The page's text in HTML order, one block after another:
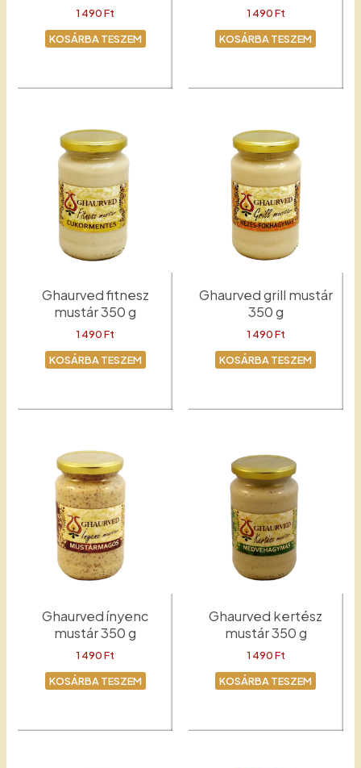
1 490Ft
KOSÁRBA TESZEM
1 490Ft
KOSÁRBA TESZEM
Ghaurved fitnesz
mustár 350 g
1 490Ft
KOSÁRBA TESZEM
Ghaurved grill mustár
350 g
1 490Ft
KOSÁRBA TESZEM
Ghaurved ínyenc
mustár 350 g
1 490Ft
KOSÁRBA TESZEM
Ghaurved kertész
mustár 350 g
1 490Ft
KOSÁRBA TESZEM